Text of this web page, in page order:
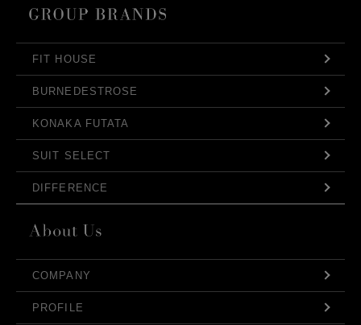
FIT HOUSE
BURNEDESTROSE
KONAKA FUTATA
SUIT SELECT
DIFFERENCE
COMPANY
PROFILE